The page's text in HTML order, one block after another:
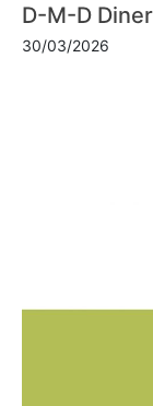
D-M-D
30/03/2026